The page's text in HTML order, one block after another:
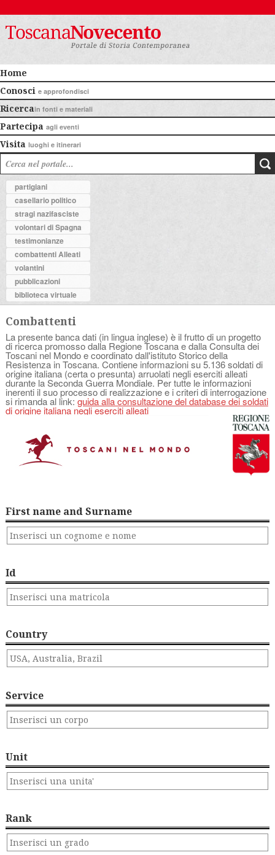
Home
Conosci e approfondisci
Ricercain fonti e materiali
Partecipa agli eventi
Visita luoghi e itinerari
partigiani
casellario politico
stragi nazifasciste
volontari di Spagna
testimonianze
combattenti Alleati
volantini
pubblicazioni
biblioteca virtuale
Combattenti
La presente banca dati (in lingua inglese) è il frutto di un progetto
di ricerca promosso dalla Regione Toscana e dalla Consulta dei
Toscani nel Mondo e coordinato dall'istituto Storico della
Resistenza in Toscana. Contiene informazioni su 5.136 soldati di
origine italiana (certa o presunta) arruolati negli eserciti alleati
durante la Seconda Guerra Mondiale. Per tutte le informazioni
inerenti il suo processo di realizzazione e i criteri di interrogazione
si rimanda al link: guida alla consultazione del database dei soldati
di origine italiana negli eserciti alleati
First name and Surname
Id
Country
Service
Unit
Rank